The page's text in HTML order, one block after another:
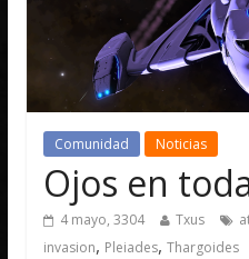
Comunidad Noticias
Ojos en
4 mayo, 3304 Txus
invasion, Pleiades,Thargoides